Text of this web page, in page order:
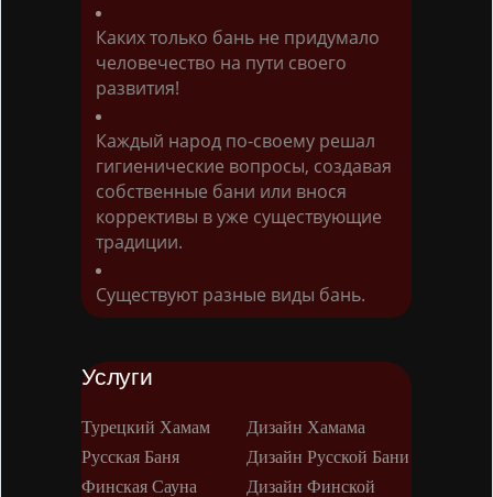
Каких только бань не придумало
человечество на пути своего
развития!
Каждый народ по-своему решал
гигиенические вопросы, создавая
собственные бани или внося
коррективы в уже существующие
традиции.
Существуют разные виды бань.
Услуги
Турецкий Хамам
Русская Баня
Финская Сауна
Дизайн Хамама
Дизайн Русской Бани
Дизайн Финской